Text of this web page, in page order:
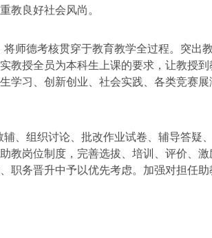
教良好社会风尚。
德考核贯穿于教育教学全过程。突出
教授全员为本科生上课的要求，让教授
学习、创新创业、社会实践、各类竞赛
组织讨论、批改作业试卷、辅导答疑
教岗位制度，完善选拔、培训、评价、
职务晋升中予以优先考虑。加强对担任